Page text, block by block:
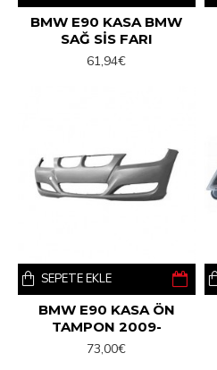
BMW E90 KASA BMW
SAĞ SİS FARI
61,94€
BMW E90 KASA ÖN
TAMPON 2009-
73,00€
SEPETE EKLE